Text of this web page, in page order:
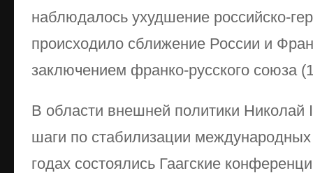
наблюдалось ухудшение российско-
происходило сближение России и
заключением франко-русского союза
В области внешней политики Николай
шаги по стабилизации
годах состоялись Гаагские